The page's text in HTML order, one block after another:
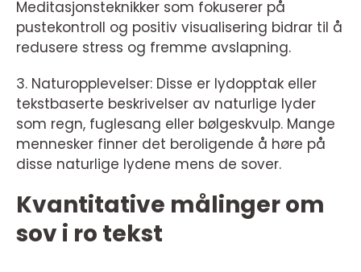
Meditasjonsteknikker som fokuserer på
pustekontroll og positiv visualisering bidrar til å
redusere stress og fremme avslapning.
3. Naturopplevelser: Disse er lydopptak eller
tekstbaserte beskrivelser av naturlige lyder
som regn, fuglesang eller bølgeskvulp. Mange
mennesker finner det beroligende å høre på
disse naturlige lydene mens de sover.
Kvantitative målinger om
sov i ro tekst